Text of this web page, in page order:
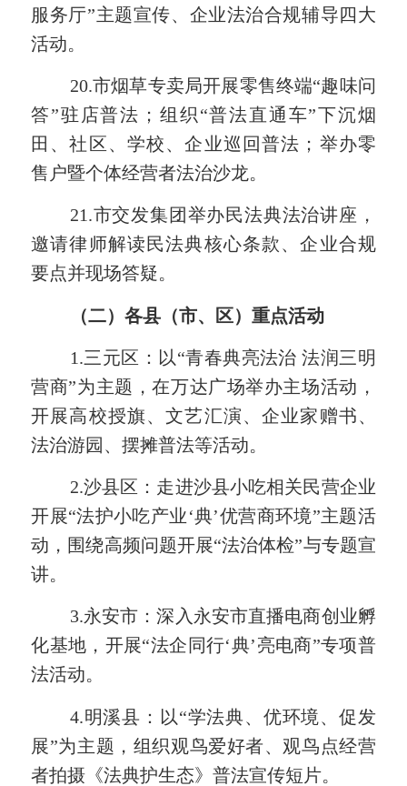
服务厅”主题宣传、企业法治合规辅导四大
活动。
20.市烟草专卖局开展零售终端“趣味问
答”驻店普法；组织“普法直通车”下沉烟
田、社区、学校、企业巡回普法；举办零
售户暨个体经营者法治沙龙。
21.市交发集团举办民法典法治讲座，
邀请律师解读民法典核心条款、企业合规
要点并现场答疑。
（二）各县（市、区）重点活动
1.三元区：以“青春典亮法治 法润三明
营商”为主题，在万达广场举办主场活动，
开展高校授旗、文艺汇演、企业家赠书、
法治游园、摆摊普法等活动。
2.沙县区：走进沙县小吃相关民营企业
开展“法护小吃产业‘典’优营商环境”主题活
动，围绕高频问题开展“法治体检”与专题宣
讲。
3.永安市：深入永安市直播电商创业孵
化基地，开展“法企同行‘典’亮电商”专项普
法活动。
4.明溪县： 以“学法典、优环境、促发
展”为主题，组织观鸟爱好者、观鸟点经营
者拍摄《法典护生态》普法宣传短片。